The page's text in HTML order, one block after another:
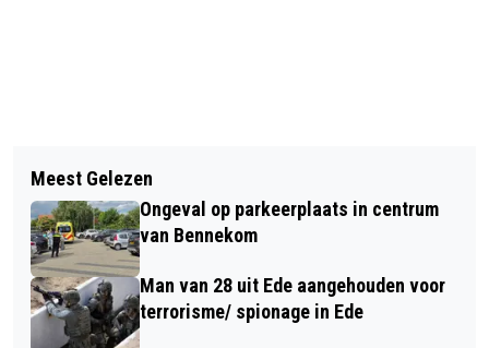
WOLF DWINGT TOT NIEUWE KOERS BIJ
VALLEILAM - SCHAPENBOERDERIJ
KIEST VOOR BLACK ANGUS-
RUNDEREN EN LOKAAL GRAS
GEVOERD RUNDVLEES
GROEIEND AANTAL THUISZITTERS
VRAAGT OM ANDERE AANPAK:
NIEUWE MBO-ROUTE ZET PRAKTIJK
CENTRAAL
Meest Gelezen
Ongeval op parkeerplaats in centrum
van Bennekom
Man van 28 uit Ede aangehouden voor
terrorisme/ spionage in Ede